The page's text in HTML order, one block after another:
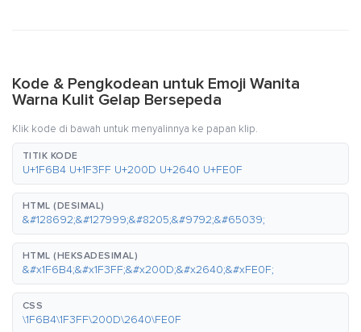
Kode & Pengkodean untuk Emoji Wanita
Warna Kulit Gelap Bersepeda
Klik kode di bawah untuk menyalinnya ke papan klip.
TITIK KODE
U+1F6B4 U+1F3FF U+200D U+2640 U+FE0F
HTML (DESIMAL)
&#128692;&#127999;&#8205;&#9792;&#65039;
HTML (HEKSADESIMAL)
&#x1F6B4;&#x1F3FF;&#x200D;&#x2640;&#xFE0F;
CSS
\1F6B4\1F3FF\200D\2640\FE0F